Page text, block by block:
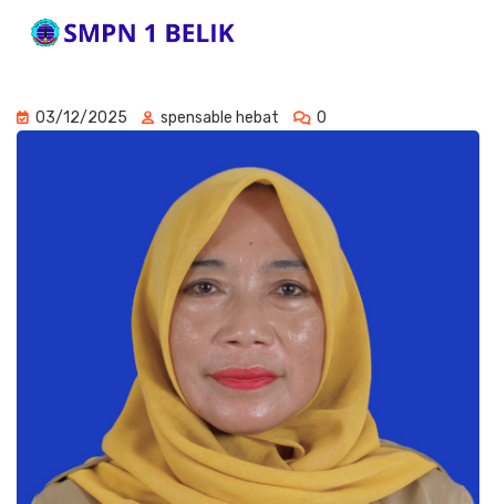
03/12/2025 spensable hebat 0